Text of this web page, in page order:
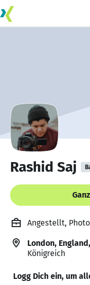
Rashid Saj
Angestellt,
London,
Königreich
Logg Dich ein, um